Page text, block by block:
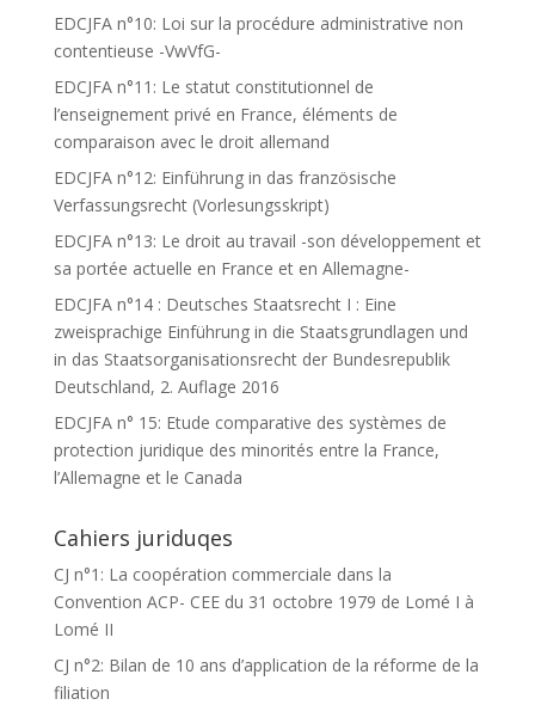
EDCJFA n°10: Loi sur la procédure administrative non
contentieuse -VwVfG-
EDCJFA n°11: Le statut constitutionnel de
l’enseignement privé en France, éléments de
comparaison avec le droit allemand
EDCJFA n°12: Einführung in das französische
Verfassungsrecht (Vorlesungsskript)
EDCJFA n°13: Le droit au travail -son développement et
sa portée actuelle en France et en Allemagne-
EDCJFA n°14 : Deutsches Staatsrecht I : Eine
zweisprachige Einführung in die Staatsgrundlagen und
in das Staatsorganisationsrecht der Bundesrepublik
Deutschland, 2. Auflage 2016
EDCJFA n° 15: Etude comparative des systèmes de
protection juridique des minorités entre la France,
l’Allemagne et le Canada
Cahiers juriduqes
CJ n°1: La coopération commerciale dans la
Convention ACP- CEE du 31 octobre 1979 de Lomé I à
Lomé II
CJ n°2: Bilan de 10 ans d’application de la réforme de la
filiation